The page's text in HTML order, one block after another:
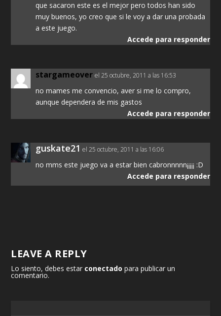
que sacaron este es el mejor pero todos han sido
muy buenos, yo creo que si le voy a dar una probada
a este juego.
Accede para responder
stargameover el 25 octubre, 2011 a las 16:53
no mames me convencio, aver si me lo compro,
aunque dependera de mis gastos
Accede para responder
guskate21 el 25 octubre, 2011 a las 16:06
no mms este juego va a estar bien cabronnnnn¡¡¡¡¡ :D
Accede para responder
LEAVE A REPLY
Lo siento, debes estar conectado para publicar un
comentario.